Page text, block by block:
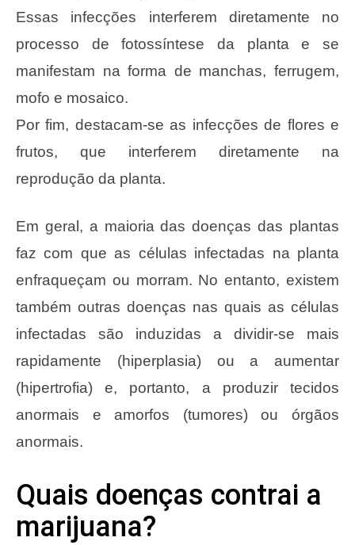
Essas infecções interferem diretamente no
processo de fotossíntese da planta e se
manifestam na forma de manchas, ferrugem,
mofo e mosaico.
Por fim, destacam-se as infecções de flores e
frutos, que interferem diretamente na
reprodução da planta.
Em geral, a maioria das doenças das plantas
faz com que as células infectadas na planta
enfraqueçam ou morram. No entanto, existem
também outras doenças nas quais as células
infectadas são induzidas a dividir-se mais
rapidamente (hiperplasia) ou a aumentar
(hipertrofia) e, portanto, a produzir tecidos
anormais e amorfos (tumores) ou órgãos
anormais.
Quais doenças contrai a
marijuana?